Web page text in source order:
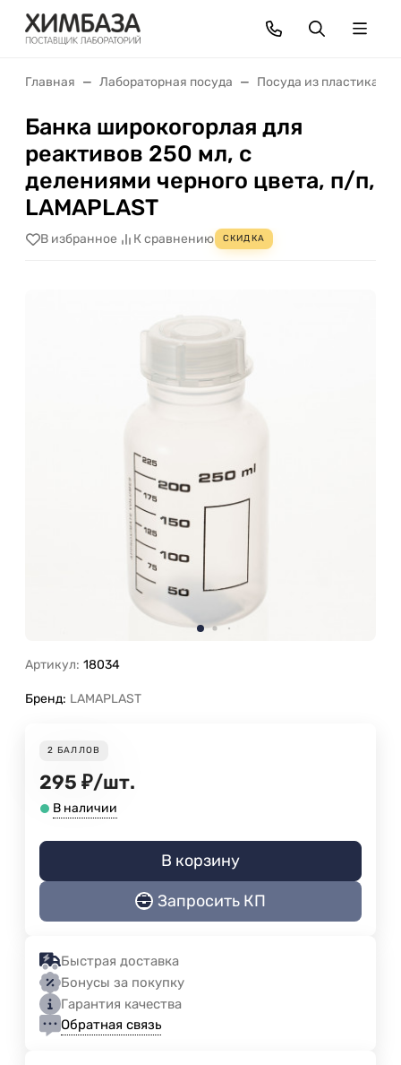
Главная Лабораторная посуда Посуда из пластика
Банка широкогорлая для
реактивов 250 мл, с
делениями черного цвета, п/п,
LAMAPLAST
В избранное К сравнению СКИДКА
Артикул: 18034
Бренд: LAMAPLAST
2 БАЛЛОВ
295 ₽/шт.
В наличии
В корзину
Запросить КП
Быстрая доставка
Бонусы за покупку
Гарантия качества
Обратная связь